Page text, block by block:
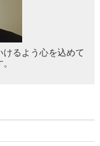
るよう心を込めて